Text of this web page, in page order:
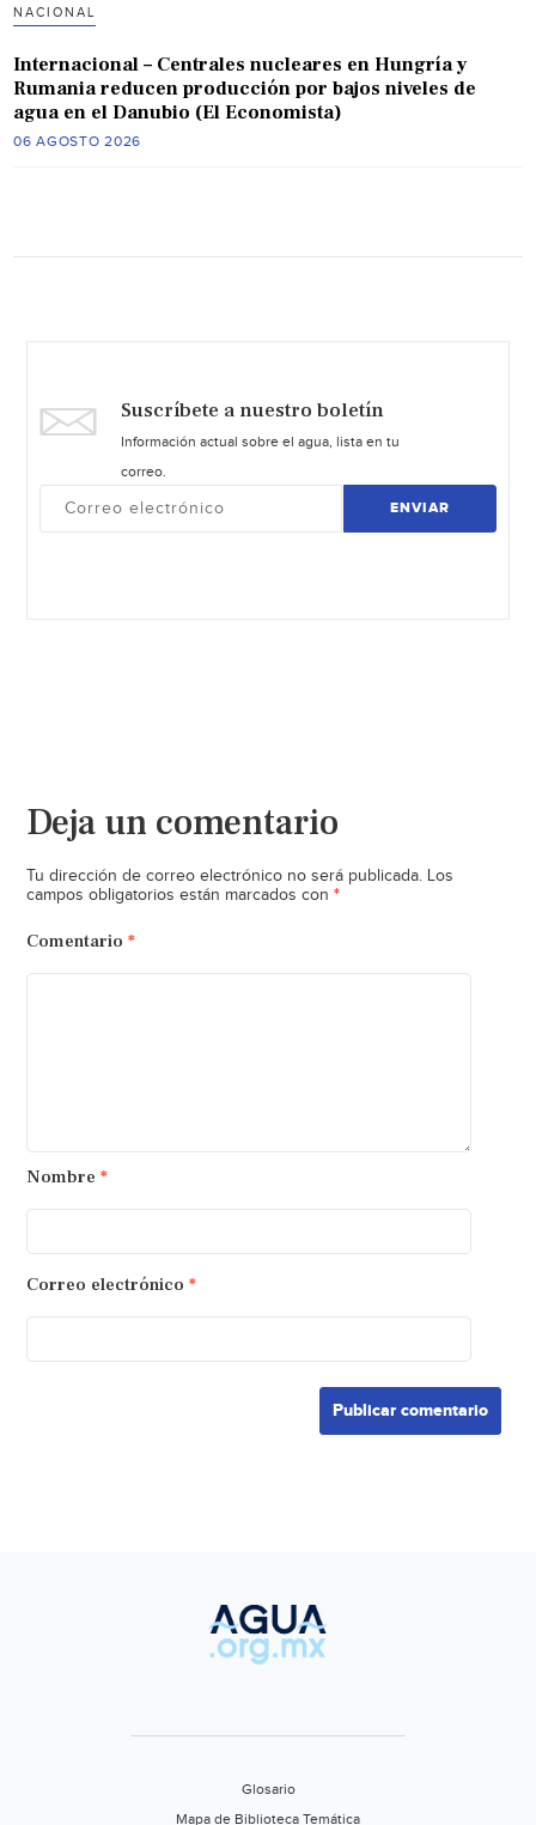
NACIONAL
Internacional – Centrales nucleares en Hungría y
Rumania reducen producción por bajos niveles de
agua en el Danubio (El Economista)
06 AGOSTO 2026
Suscríbete a nuestro boletín
Información actual sobre el agua, lista en tu
correo.
ENVIAR
Deja un comentario
Tu dirección de correo electrónico no será publicada. Los
campos obligatorios están marcados con *
Comentario *
Nombre *
Correo electrónico *
Glosario
Mapa de Biblioteca Temática